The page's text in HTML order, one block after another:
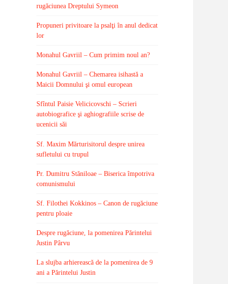
rugăciunea Dreptului Symeon
Propuneri privitoare la psalţi în anul dedicat
lor
Monahul Gavriil – Cum primim noul an?
Monahul Gavriil – Chemarea isihastă a
Maicii Domnului şi omul european
Sfîntul Paisie Velicicovschi – Scrieri
autobiografice şi aghiografiile scrise de
ucenicii săi
Sf. Maxim Mărturisitorul despre unirea
sufletului cu trupul
Pr. Dumitru Stăniloae – Biserica împotriva
comunismului
Sf. Filothei Kokkinos – Canon de rugăciune
pentru ploaie
Despre rugăciune, la pomenirea Părintelui
Justin Pârvu
La slujba arhierească de la pomenirea de 9
ani a Părintelui Justin